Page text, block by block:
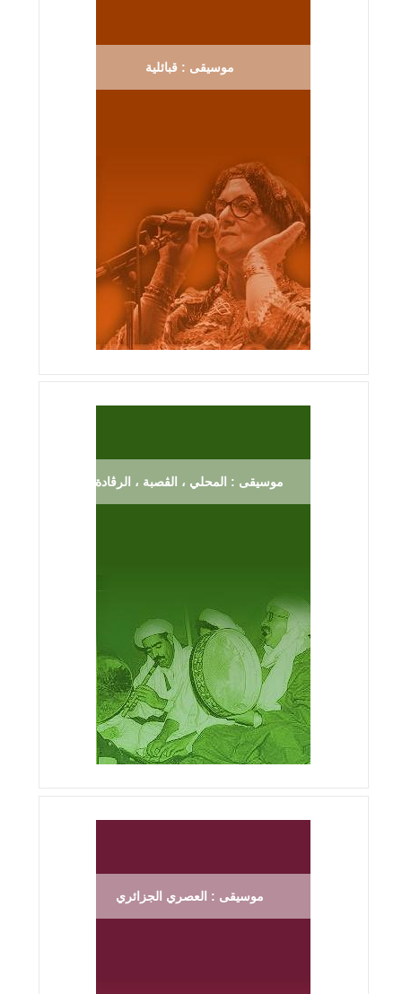
موسيقى : قبائلية
موسيقى : المحلي ، الڨصبة ، الرڨادة
موسيقى : العصري الجزائري